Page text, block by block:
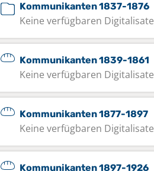
Kommunikanten 1837-1876
Keine verfügbaren Digitalisate
Kommunikanten 1839-1861
Keine verfügbaren Digitalisate
Kommunikanten 1877-1897
Keine verfügbaren Digitalisate
Kommunikanten 1897-1926